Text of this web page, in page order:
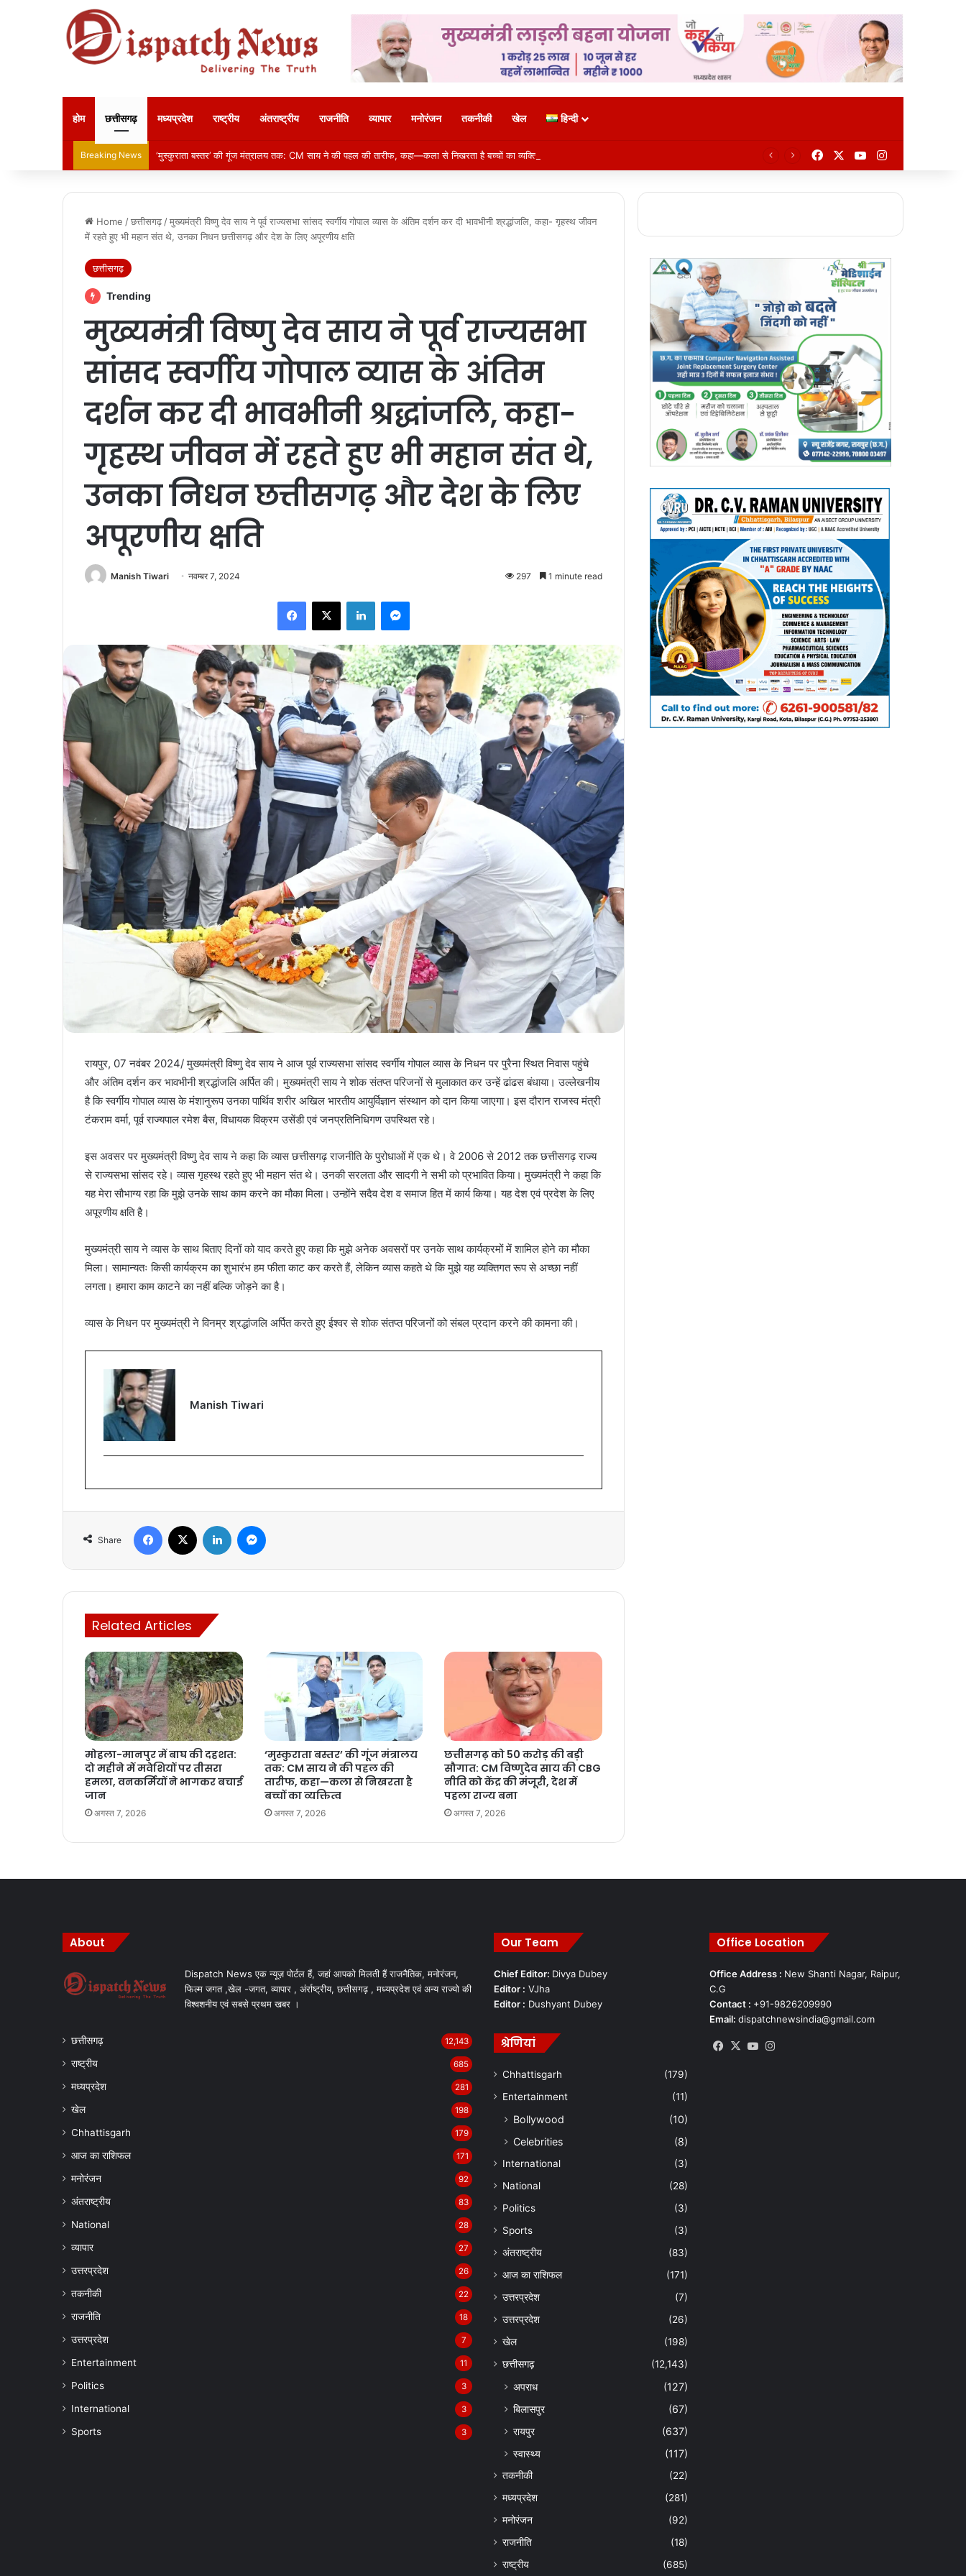
होम छत्तीसगढ़ मध्यप्रदेश राष्ट्रीय अंतराष्ट्रीय राजनीति व्यापार मनोरंजन तकनीकी खेल हिन्दी
Breaking News ‘मुस्कुराता बस्तर’ की गूंज मंत्रालय तक: CM साय ने की पहल की तारीफ, कहा—कला से निखरता है बच्चों का व्यक्तित्व FacebookYouTubeInstagram
Home /छत्तीसगढ़ /मुख्यमंत्री विष्णु देव साय ने पूर्व राज्यसभा सांसद स्वर्गीय गोपाल व्यास के अंतिम दर्शन कर दी भावभीनी श्रद्धांजलि, कहा- गृहस्थ जीवन
में रहते हुए भी महान संत थे, उनका निधन छत्तीसगढ़ और देश के लिए अपूरणीय क्षति
छत्तीसगढ़
Trending
मुख्यमंत्री विष्णु देव साय ने पूर्व राज्यसभा
सांसद स्वर्गीय गोपाल व्यास के अंतिम
दर्शन कर दी भावभीनी श्रद्धांजलि, कहा-
गृहस्थ जीवन में रहते हुए भी महान संत थे,
उनका निधन छत्तीसगढ़ और देश के लिए
अपूरणीय क्षति
Manish Tiwari नवम्बर 7, 2024 297 1 minute read
Facebook
X LinkedInMessenger
रायपुर, 07 नवंबर 2024/ मुख्यमंत्री विष्णु देव साय ने आज पूर्व राज्यसभा सांसद स्वर्गीय गोपाल व्यास के निधन पर पुरैना स्थित निवास पहुंचे
और अंतिम दर्शन कर भावभीनी श्रद्धांजलि अर्पित की। मुख्यमंत्री साय ने शोक संतप्त परिजनों से मुलाकात कर उन्हें ढांढस बंधाया। उल्लेखनीय
है कि स्वर्गीय गोपाल व्यास के मंशानुरूप उनका पार्थिव शरीर अखिल भारतीय आयुर्विज्ञान संस्थान को दान किया जाएगा। इस दौरान राजस्व मंत्री
टंकराम वर्मा, पूर्व राज्यपाल रमेश बैस, विधायक विक्रम उसेंडी एवं जनप्रतिनिधिगण उपस्थित रहे।
इस अवसर पर मुख्यमंत्री विष्णु देव साय ने कहा कि व्यास छत्तीसगढ़ राजनीति के पुरोधाओं में एक थे। वे 2006 से 2012 तक छत्तीसगढ़ राज्य
से राज्यसभा सांसद रहे। व्यास गृहस्थ रहते हुए भी महान संत थे। उनकी सरलता और सादगी ने सभी को प्रभावित किया। मुख्यमंत्री ने कहा कि
यह मेरा सौभाग्य रहा कि मुझे उनके साथ काम करने का मौका मिला। उन्होंने सदैव देश व समाज हित में कार्य किया। यह देश एवं प्रदेश के लिए
अपूरणीय क्षति है।
मुख्यमंत्री साय ने व्यास के साथ बिताए दिनों को याद करते हुए कहा कि मुझे अनेक अवसरों पर उनके साथ कार्यक्रमों में शामिल होने का मौका
मिला। सामान्यतः किसी कार्यक्रम का शुभारंभ हम फीता काट कर करते हैं, लेकिन व्यास कहते थे कि मुझे यह व्यक्तिगत रूप से अच्छा नहीं
लगता। हमारा काम काटने का नहीं बल्कि जोड़ने का है।
व्यास के निधन पर मुख्यमंत्री ने विनम्र श्रद्धांजलि अर्पित करते हुए ईश्वर से शोक संतप्त परिजनों को संबल प्रदान करने की कामना की।
Manish Tiwari
Share
Facebook LinkedIn
Related Articles
मोहला-मानपुर में बाघ की दहशत:
दो महीने में मवेशियों पर तीसरा
हमला, वनकर्मियों ने भागकर बचाई
जान
अगस्त 7, 2026
‘मुस्कुराता बस्तर’ की गूंज मंत्रालय
तक: CM साय ने की पहल की
तारीफ, कहा—कला से निखरता है
बच्चों का व्यक्तित्व
अगस्त 7, 2026
छत्तीसगढ़ को 50 करोड़ की बड़ी
सौगात: CM विष्णुदेव साय की CBG
नीति को केंद्र की मंजूरी, देश में
पहला राज्य बना
अगस्त 7, 2026
About
Dispatch News एक न्यूज़ पोर्टल हैं, जहां आपको मिलती हैं राजनैतिक, मनोरंजन,
फिल्म जगत ,खेल -जगत, व्यापार , अंर्राष्ट्रीय, छत्तीसगढ़ , मध्यप्रदेश एवं अन्य राज्यो की
विश्वशनीय एवं सबसे प्रथम खबर ।
छत्तीसगढ़ 12,143
राष्ट्रीय 685
मध्यप्रदेश 281
खेल 198
Chhattisgarh 179
आज का राशिफल 171
मनोरंजन 92
अंतराष्ट्रीय 83
National 28
व्यापार 27
उत्तरप्रदेश 26
तकनीकी 22
राजनीति 18
उत्तरप्रदेश 7
Entertainment 11
Politics 3
International 3
Sports 3
Our Team
Chief Editor: Divya Dubey
Editor : VJha
Editor : Dushyant Dubey
श्रेणियां
Chhattisgarh
(179)
Entertainment
(11)
Bollywood
(10)
Celebrities
(8)
International
(3)
National
(28)
Politics
(3)
Sports
(3)
अंतराष्ट्रीय
(83)
आज का राशिफल
(171)
उत्तरप्रदेश
(7)
उत्तरप्रदेश
(26)
खेल
(198)
छत्तीसगढ़
(12,143)
अपराध
(127)
बिलासपुर
(67)
रायपुर
(637)
स्वास्थ्य
(117)
तकनीकी
(22)
मध्यप्रदेश
(281)
मनोरंजन
(92)
राजनीति
(18)
राष्ट्रीय
(685)
Office Location
Office Address : New Shanti Nagar, Raipur,
C.G
Contact : +91-9826209990
Email: dispatchnewsindia@gmail.com
Facebook
X YouTube